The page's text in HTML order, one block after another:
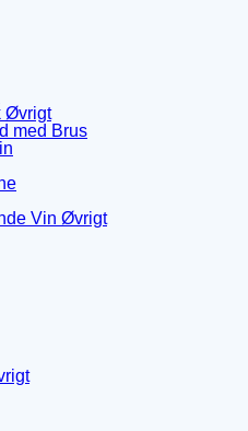
Øvrigt
med Brus
Vin Øvrigt